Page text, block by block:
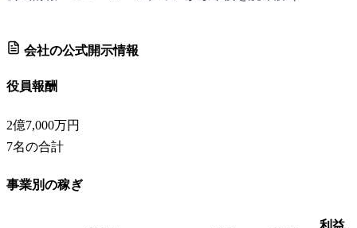
会社の公式開示情報
役員報酬
2億7,000万円
7名の合計
事業別の稼ぎ
利益